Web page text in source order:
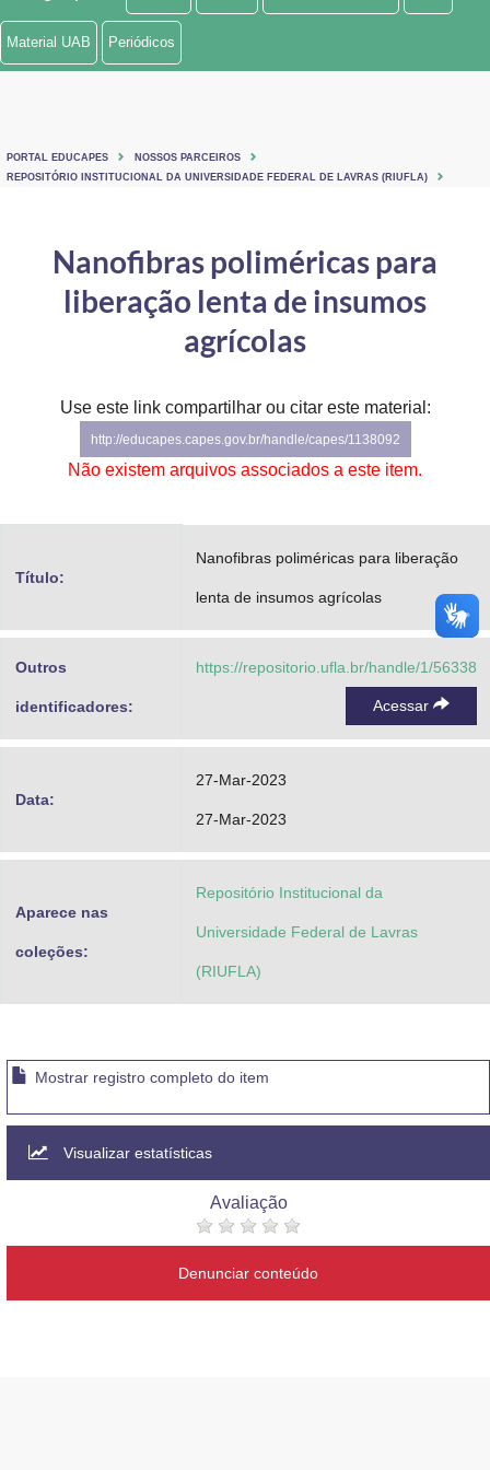
Ministério de Minas e Energia
Ministério do Turismo
Controladoria-Geral da União
Ministério da Mulher, da Família e dos Direitos Humanos
Secretaria de Governo
Gabinete de Segurança Institucional
Material UAB Periódicos
PORTAL EDUCAPES
NOSSOS PARCEIROS
REPOSITÓRIO INSTITUCIONAL DA UNIVERSIDADE FEDERAL DE LAVRAS (RIUFLA)
Nanofibras poliméricas para
liberação lenta de insumos
agrícolas
Use este link compartilhar ou citar este material:
http://educapes.capes.gov.br/handle/capes/1138092
Não existem arquivos associados a este item.
Título:
Nanofibras poliméricas para liberação
lenta de insumos agrícolas
Outros
identificadores:
https://repositorio.ufla.br/handle/1/56338
Acessar
Data:
27-Mar-2023
27-Mar-2023
Aparece nas
coleções:
Repositório Institucional da
Universidade Federal de Lavras
(RIUFLA)
Mostrar registro completo do item
Visualizar estatísticas
Avaliação
Denunciar conteúdo